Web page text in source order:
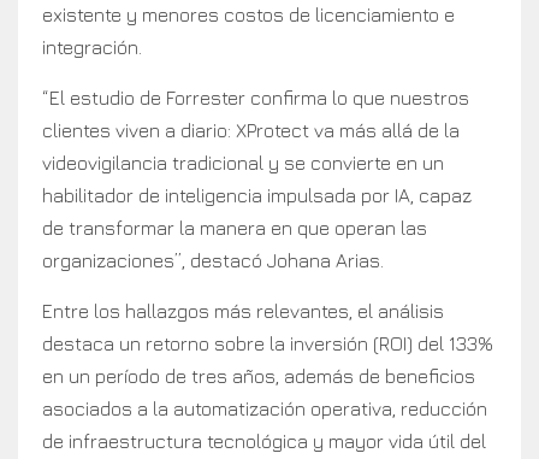
existente y menores costos de licenciamiento e
integración.
“El estudio de Forrester confirma lo que nuestros
clientes viven a diario: XProtect va más allá de la
videovigilancia tradicional y se convierte en un
habilitador de inteligencia impulsada por IA, capaz
de transformar la manera en que operan las
organizaciones”, destacó Johana Arias.
Entre los hallazgos más relevantes, el análisis
destaca un retorno sobre la inversión (ROI) del 133%
en un período de tres años, además de beneficios
asociados a la automatización operativa, reducción
de infraestructura tecnológica y mayor vida útil del